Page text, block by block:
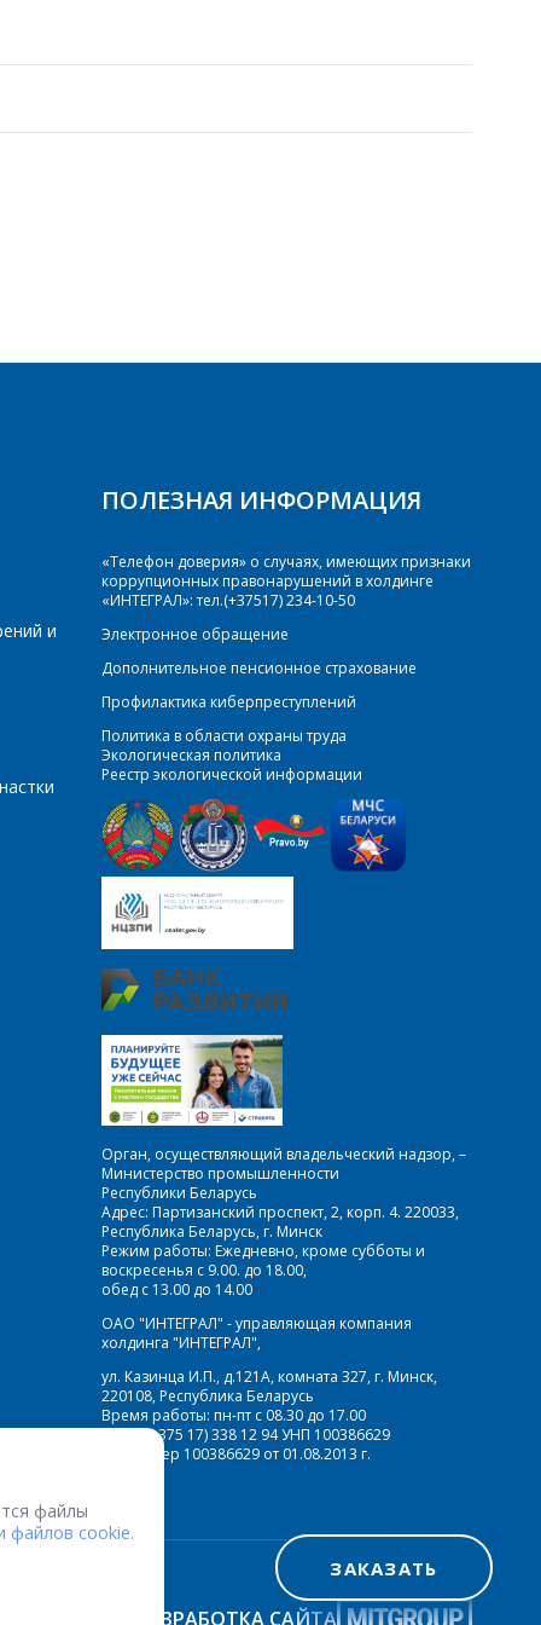
файлы
файлов cookie.
и
ПОЛЕЗНАЯ ИНФОРМАЦИЯ
«Телефон доверия» о случаях, имеющих признаки
коррупционных правонарушений в холдинге
«ИНТЕГРАЛ»: тел.(+37517) 234-10-50
Электронное обращение
Дополнительное пенсионное страхование
Профилактика киберпреступлений
Политика в области охраны труда
Экологическая политика
Реестр экологической информации
Орган, осуществляющий владельческий надзор, –
Министерство промышленности
Республики Беларусь
Адрес: Партизанский проспект, 2, корп. 4. 220033,
Республика Беларусь, г. Минск
Режим работы: Ежедневно, кроме субботы и
воскресенья с 9.00. до 18.00,
обед с 13.00 до 14.00
ОАО "ИНТЕГРАЛ" - управляющая компания
холдинга "ИНТЕГРАЛ",
ул. Казинца И.П., д.121А, комната 327, г. Минск,
220108, Республика Беларусь
Время работы: пн-пт с 08.30 до 17.00
Факс: (+375 17) 338 12 94 УНП 100386629
Рег. номер 100386629 от 01.08.2013 г.
РАЗРАБОТКА САЙТА
ЗАКАЗАТЬ